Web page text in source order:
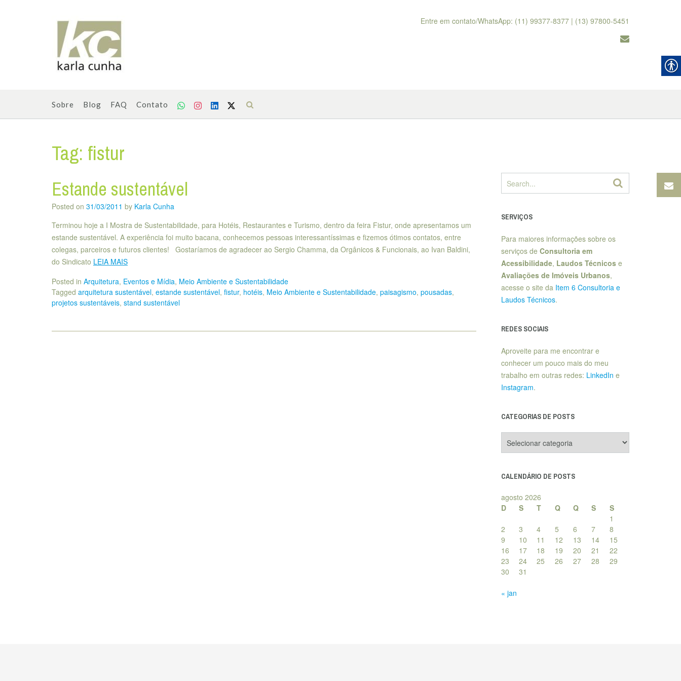
Entre em contato/WhatsApp: (11) 99377-8377 | (13) 97800-5451
Sobre Blog FAQ Contato
Tag: fistur
Estande sustentável
Posted on 31/03/2011 by Karla Cunha
Terminou hoje a I Mostra de Sustentabilidade, para Hotéis, Restaurantes e Turismo, dentro da feira Fistur, onde apresentamos um
estande sustentável. A experiência foi muito bacana, conhecemos pessoas interessantíssimas e fizemos ótimos contatos, entre
colegas, parceiros e futuros clientes! Gostaríamos de agradecer ao Sergio Chamma, da Orgânicos & Funcionais, ao Ivan Baldini,
do Sindicato LEIA MAIS
Posted in Arquitetura, Eventos e Mídia, Meio Ambiente e Sustentabilidade
Tagged arquitetura sustentável, estande sustentável, fistur, hotéis, Meio Ambiente e Sustentabilidade, paisagismo, pousadas,
projetos sustentáveis, stand sustentável
SERVIÇOS
Para maiores informações sobre os
serviços de Consultoria em
Acessibilidade, Laudos Técnicose
Avaliações de Imóveis Urbanos,
acesse o site da Item 6 Consultoria e
Laudos Técnicos.
REDES SOCIAIS
Aproveite para me encontrar e
conhecer um pouco mais do meu
trabalho em outras redes: LinkedIn e
Instagram.
CATEGORIAS DE POSTS
de
CALENDÁRIO DE POSTS
agosto 2026
D
S T Q Q S
S
1
2
3 4 5 6 7
8
9
10 11 12 13 14
15
16
17 18 19 20 21
22
23
24 25 26 27 28
29
30
31
« jan